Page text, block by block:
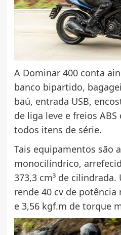
A Dominar 400 conta
banco bipartido,
baú, entrada USB,
de liga leve e freios
todos itens de série.
Tais equipamentos são
monocilíndrico,
373,3 cm³ de
rende 40 cv de potência
e 3,56 kgf.m de torque